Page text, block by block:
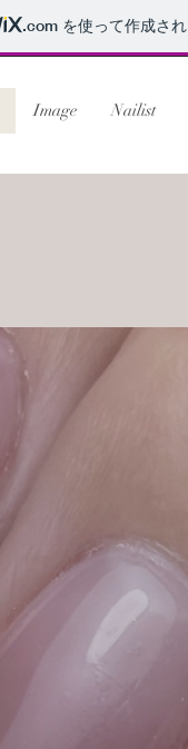
.com を使って作成さ
Image Nailist